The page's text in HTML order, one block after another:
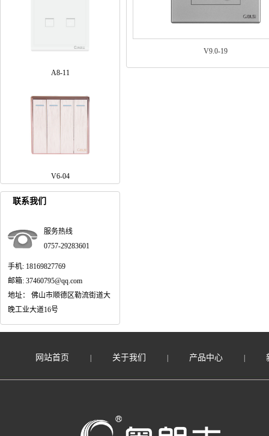
A8-11
V6-04
联系我们
服务热线
0757-29283601
手机: 18169827769
邮箱: 37460795@qq.com
地址： 佛山市顺德区勒流街道大
晚工业大道16号
V9.0-19
网站首页 关于我们 产品中心